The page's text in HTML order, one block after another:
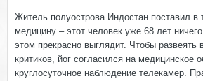
Житель полуострова Индостан поставил в
медицину – этот человек уже 68 лет
этом прекрасно выглядит. Чтобы развеять
критиков, йог согласился на медицинское
круглосуточное наблюдение телекамер.